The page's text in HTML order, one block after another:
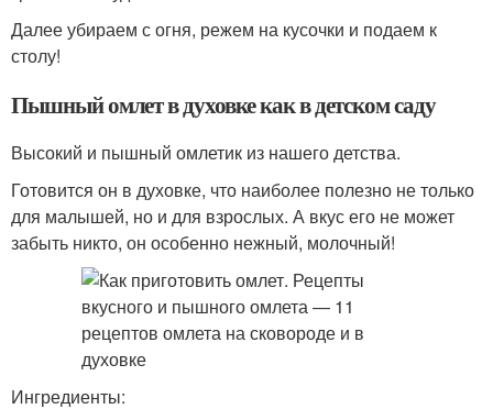
Далее убираем с огня, режем на кусочки и подаем к
столу!
Пышный омлет в духовке как в детском саду
Высокий и пышный омлетик из нашего детства.
Готовится он в духовке, что наиболее полезно не только
для малышей, но и для взрослых. А вкус его не может
забыть никто, он особенно нежный, молочный!
Ингредиенты: